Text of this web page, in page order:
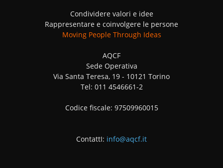
Condividere valori e idee
Rappresentare e coinvolgere le persone
Moving People Through Ideas
AQCF
Sede Operativa
Via Santa Teresa, 19 - 10121 Torino
Tel: 011 4546661-2
Codice fiscale: 97509960015
ContattI: info@aqcf.it